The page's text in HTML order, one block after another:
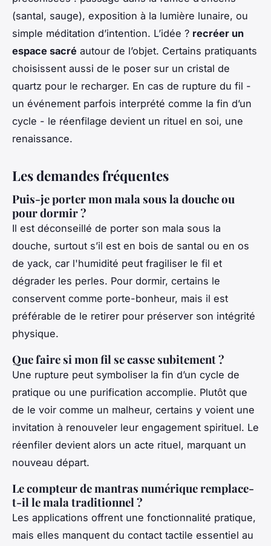
(santal, sauge), exposition à la lumière lunaire, ou
simple méditation d’intention. L’idée ? recréer un
espace sacré autour de l’objet. Certains pratiquants
choisissent aussi de le poser sur un cristal de
quartz pour le recharger. En cas de rupture du fil -
un événement parfois interprété comme la fin d’un
cycle - le réenfilage devient un rituel en soi, une
renaissance.
Les demandes fréquentes
Puis-je porter mon mala sous la douche ou
pour dormir ?
Il est déconseillé de porter son mala sous la
douche, surtout s’il est en bois de santal ou en os
de yack, car l'humidité peut fragiliser le fil et
dégrader les perles. Pour dormir, certains le
conservent comme porte-bonheur, mais il est
préférable de le retirer pour préserver son intégrité
physique.
Que faire si mon fil se casse subitement ?
Une rupture peut symboliser la fin d’un cycle de
pratique ou une purification accomplie. Plutôt que
de le voir comme un malheur, certains y voient une
invitation à renouveler leur engagement spirituel. Le
réenfiler devient alors un acte rituel, marquant un
nouveau départ.
Le compteur de mantras numérique remplace-
t-il le mala traditionnel ?
Les applications offrent une fonctionnalité pratique,
mais elles manquent du contact tactile essentiel au